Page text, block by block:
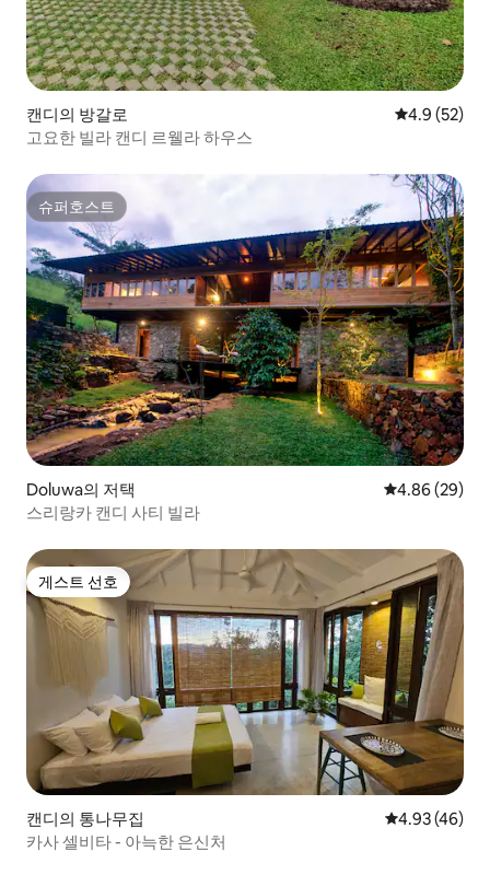
캔디의 방갈로 평점 4.9점(5
4.9 (52)
고요한 빌라 캔디 르웰라 하우스
슈퍼호스트
슈퍼호스트
Doluwa의 저택 평점 4.86점(5
4.86 (29)
스리랑카 캔디 사티 빌라
게스트 선호
게스트 선호
캔디의 통나무집 평점 4.93점(5
4.93 (46)
카사 셀비타 - 아늑한 은신처